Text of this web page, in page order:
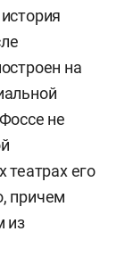
на
не
театрах его
причем
из